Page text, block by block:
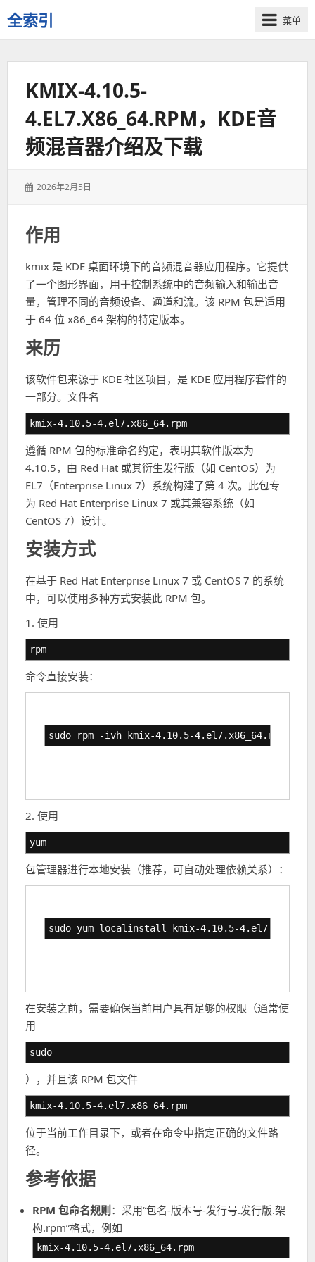
全索引
一
些
菜单
KMIX-4.10.5-
4.EL7.X86_64.RPM，KDE音
频混音器介绍及下载
发
2026年2月5日
作用
kmix 是 KDE 桌面环境下的音频混音器应用程序。它提供
了一个图形界面，用于控制系统中的音频输入和输出音
量，管理不同的音频设备、通道和流。该 RPM 包是适用
于 64 位 x86_64 架构的特定版本。
来历
该软件包来源于 KDE 社区项目，是 KDE 应用程序套件的
一部分。文件名
kmix-4.10.5-4.el7.x86_64.rpm
遵循 RPM 包的标准命名约定，表明其软件版本为
4.10.5，由 Red Hat 或其衍生发行版（如 CentOS）为
EL7（Enterprise Linux 7）系统构建了第 4 次。此包专
为 Red Hat Enterprise Linux 7 或其兼容系统（如
CentOS 7）设计。
安装方式
在基于 Red Hat Enterprise Linux 7 或 CentOS 7 的系统
中，可以使用多种方式安装此 RPM 包。
1. 使用
rpm
命令直接安装：
sudo rpm -ivh kmix-4.10.5-4.el7.x86_64.rpm
2. 使用
yum
包管理器进行本地安装（推荐，可自动处理依赖关系）：
sudo yum localinstall kmix-4.10.5-
在安装之前，需要确保当前用户具有足够的权限（通常使
用
sudo
），并且该 RPM 包文件
kmix-4.10.5-4.el7.x86_64.rpm
位于当前工作目录下，或者在命令中指定正确的文件路
径。
参考依据
RPM 包命名规则 ：采用“包名-版本号-发行号.发行版.架
构.rpm”格式，例如
kmix-4.10.5-4.el7.x86_64.rpm